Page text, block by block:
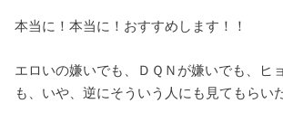
本当に！本当に！おすすめします！！
エロいの嫌いでも、ＤＱＮが嫌いでも、ヒ
も、いや、逆にそういう人にも見てもらい